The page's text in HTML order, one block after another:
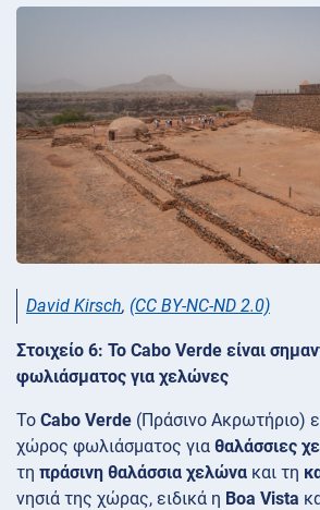
David Kirsch, (CC BY-NC-ND 2.0)
Στοιχείο 6: Το Cabo Verde είναι
φωλιάσματος για χελώνες
Το Cabo Verde (Πράσινο Ακρωτήριο)
χώρος φωλιάσματος για θαλάσσιες
τη πράσινη θαλάσσια χελώνα και τη
νησιά της χώρας, ειδικά η Boa Vista